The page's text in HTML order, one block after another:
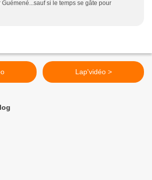
Guémené...sauf si le temps se gâte pour
Lap'vidéo >